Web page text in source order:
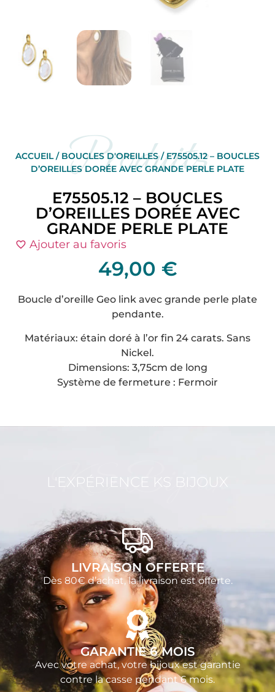
Produits
ACCUEIL/ BOUCLES D'OREILLES/ E75505.12 – BOUCLES
D’OREILLES DORÉE AVEC GRANDE PERLE PLATE
E75505.12 – BOUCLES
D’OREILLES DORÉE AVEC
GRANDE PERLE PLATE
Ajouter au favoris
49,00 €
Boucle d’oreille Geo link avec grande perle plate
pendante.
Matériaux: étain doré à l’or fin 24 carats. Sans
Nickel.
Dimensions: 3,75cm de long
Système de fermeture : Fermoir
KS Bijoux
L'EXPÉRIENCE KS BIJOUX
LIVRAISON OFFERTE
Dès 80€ d’achat, la livraison est offerte.
GARANTIE 6 MOIS
Avec votre achat, votre bijoux est garantie
contre la casse pendant 6 mois.